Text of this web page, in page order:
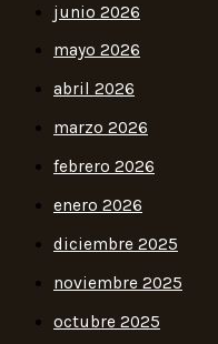
junio 2026
mayo 2026
abril 2026
marzo 2026
febrero 2026
enero 2026
diciembre 2025
noviembre 2025
octubre 2025